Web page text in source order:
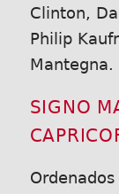
Clinton,
Philip
Mantegna.
SIGNO